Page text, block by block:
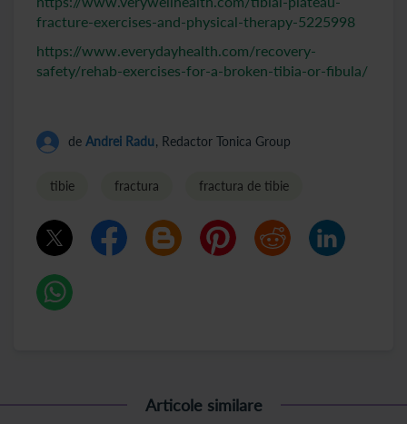
fracture-exercises-and-physical-therapy-5225998
https://www.everydayhealth.com/recovery-
safety/rehab-exercises-for-a-broken-tibia-or-fibula/
de Andrei Radu, Redactor Tonica Group
tibie fractura fractura de tibie
Articole similare